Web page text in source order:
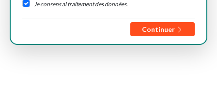
Je consens al traitement des données.
Continuer